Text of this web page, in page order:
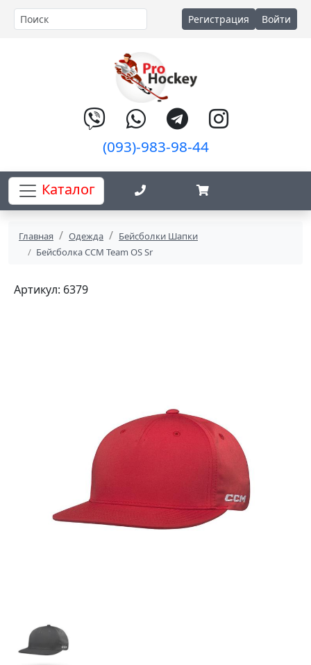
Регистрация Войти
(093)-983-98-44
Каталог
Главная Одежда
Бейсболки Шапки
Бейсболка CCM Team OS Sr
Артикул: 6379